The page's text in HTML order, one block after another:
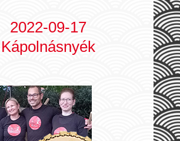
2022-09-17
Kápolnásnyék